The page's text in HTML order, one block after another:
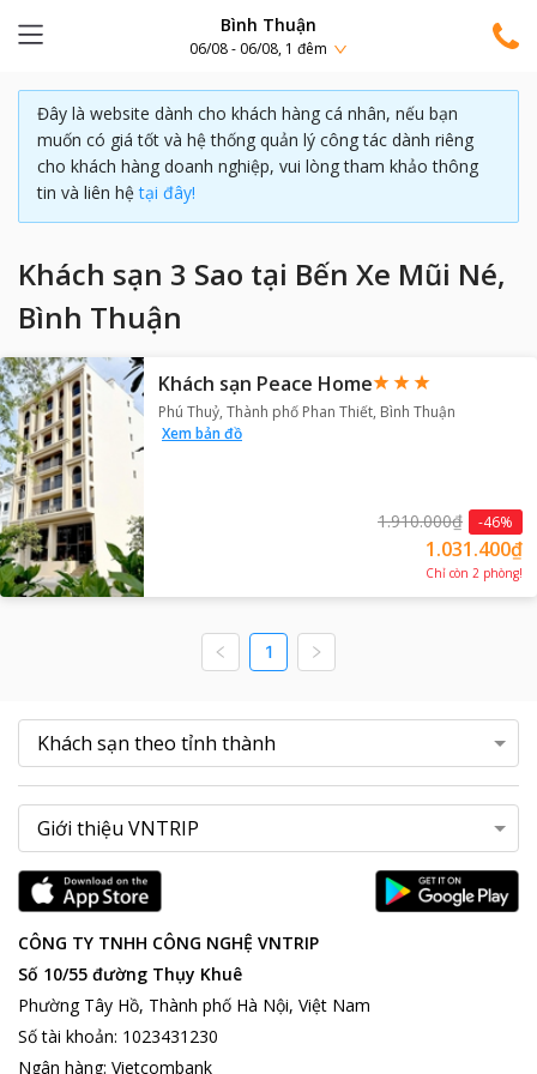
Bình Thuận
06/08 - 06/08, 1 đêm
Đây là website dành cho khách hàng cá nhân, nếu bạn
muốn có giá tốt và hệ thống quản lý công tác dành riêng
cho khách hàng doanh nghiệp, vui lòng tham khảo thông
tin và liên hệ tại đây!
Khách sạn 3 Sao tại Bến Xe Mũi Né,
Bình Thuận
Khách sạn Peace Home
Phú Thuỷ, Thành phố Phan Thiết, Bình Thuận
Xem bản đồ
1.910.000₫ -46%
1.031.400₫
Chỉ còn 2 phòng!
1
CÔNG TY TNHH CÔNG NGHỆ VNTRIP
Số 10/55 đường Thụy Khuê
Phường Tây Hồ, Thành phố Hà Nội, Việt Nam
Số tài khoản: 1023431230
Ngân hàng: Vietcombank